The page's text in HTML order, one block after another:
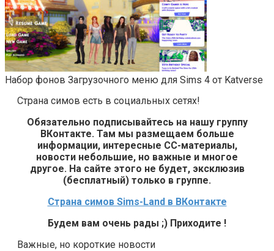
Набор фонов Загрузочного меню для Sims 4 от Katverse
Страна симов есть в социальных сетях!
Обязательно подписывайтесь на нашу группу
ВКонтакте. Там мы размещаем больше
информации, интересные СС-материалы,
новости небольшие, но важные и многое
другое. На сайте этого не будет, эксклюзив
(бесплатный) только в группе.
Страна симов Sims-Land в ВКонтакте
Будем вам очень рады ;) Приходите !
Важные, но короткие новости